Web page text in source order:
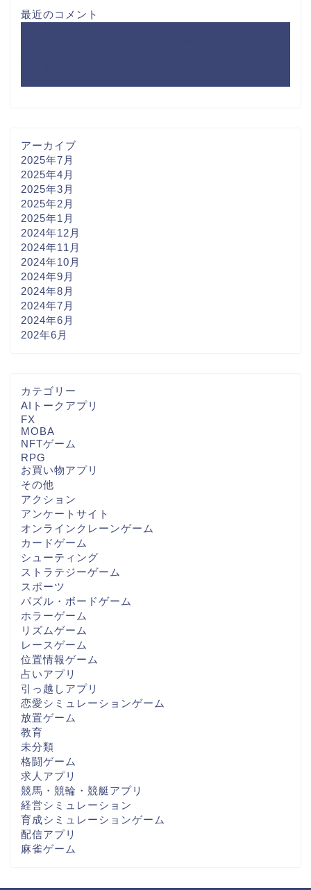
最近のコメント
アーカイブ
2025年7月
2025年4月
2025年3月
2025年2月
2025年1月
2024年12月
2024年11月
2024年10月
2024年9月
2024年8月
2024年7月
2024年6月
202年6月
カテゴリー
AIトークアプリ
FX
MOBA
NFTゲーム
RPG
お買い物アプリ
その他
アクション
アンケートサイト
オンラインクレーンゲーム
カードゲーム
シューティング
ストラテジーゲーム
スポーツ
パズル・ボードゲーム
ホラーゲーム
リズムゲーム
レースゲーム
位置情報ゲーム
占いアプリ
引っ越しアプリ
恋愛シミュレーションゲーム
放置ゲーム
教育
未分類
格闘ゲーム
求人アプリ
競馬・競輪・競艇アプリ
経営シミュレーション
育成シミュレーションゲーム
配信アプリ
麻雀ゲーム